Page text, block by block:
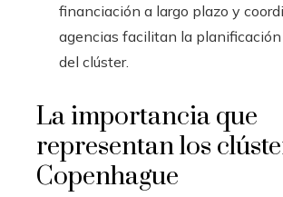
financiación a largo plazo y
agencias facilitan la
del clúster.
La importancia que
representan los
Copenhague